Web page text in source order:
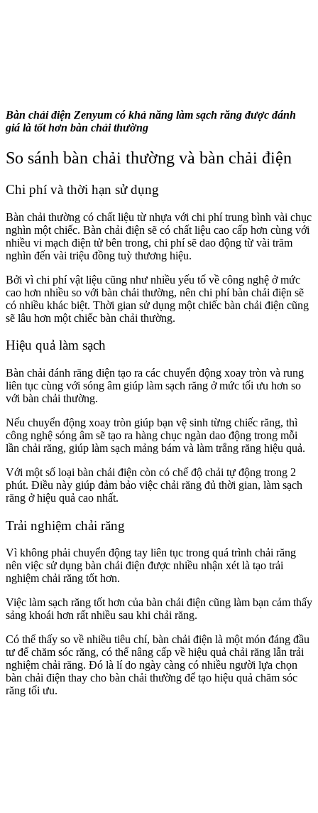
Bàn chải điện Zenyum có khả năng làm sạch răng được đánh
giá là tốt hơn bàn chải thường
So sánh bàn chải thường và bàn chải điện
Chi phí và thời hạn sử dụng
Bàn chải thường có chất liệu từ nhựa với chi phí trung bình vài chục
nghìn một chiếc. Bàn chải điện sẽ có chất liệu cao cấp hơn cùng với
nhiều vi mạch điện tử bên trong, chi phí sẽ dao động từ vài trăm
nghìn đến vài triệu đồng tuỳ thương hiệu.
Bởi vì chi phí vật liệu cũng như nhiều yếu tố về công nghệ ở mức
cao hơn nhiều so với bàn chải thường, nên chi phí bàn chải điện sẽ
có nhiều khác biệt. Thời gian sử dụng một chiếc bàn chải điện cũng
sẽ lâu hơn một chiếc bàn chải thường.
Hiệu quả làm sạch
Bàn chải đánh răng điện tạo ra các chuyển động xoay tròn và rung
liên tục cùng với sóng âm giúp làm sạch răng ở mức tối ưu hơn so
với bàn chải thường.
Nếu chuyển động xoay tròn giúp bạn vệ sinh từng chiếc răng, thì
công nghệ sóng âm sẽ tạo ra hàng chục ngàn dao động trong mỗi
lần chải răng, giúp làm sạch mảng bám và làm trắng răng hiệu quả.
Với một số loại bàn chải điện còn có chế độ chải tự động trong 2
phút. Điều này giúp đảm bảo việc chải răng đủ thời gian, làm sạch
răng ở hiệu quả cao nhất.
Trải nghiệm chải răng
Vì không phải chuyển động tay liên tục trong quá trình chải răng
nên việc sử dụng bàn chải điện được nhiều nhận xét là tạo trải
nghiệm chải răng tốt hơn.
Việc làm sạch răng tốt hơn của bàn chải điện cũng làm bạn cảm thấy
sảng khoái hơn rất nhiều sau khi chải răng.
Có thể thấy so về nhiều tiêu chí, bàn chải điện là một món đáng đầu
tư để chăm sóc răng, có thể nâng cấp về hiệu quả chải răng lẫn trải
nghiệm chải răng. Đó là lí do ngày càng có nhiều người lựa chọn
bàn chải điện thay cho bàn chải thường để tạo hiệu quả chăm sóc
răng tối ưu.